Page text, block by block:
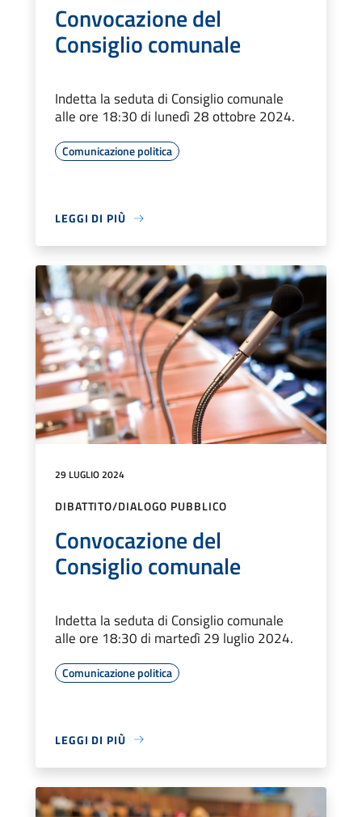
Convocazione del
Consiglio comunale
Indetta la seduta di Consiglio comunale
alle ore 18:30 di lunedì 28 ottobre 2024.
Comunicazione politica
LEGGI DI PIÙ
29 LUGLIO 2024
DIBATTITO/DIALOGO PUBBLICO
Convocazione del
Consiglio comunale
Indetta la seduta di Consiglio comunale
alle ore 18:30 di martedì 29 luglio 2024.
Comunicazione politica
LEGGI DI PIÙ